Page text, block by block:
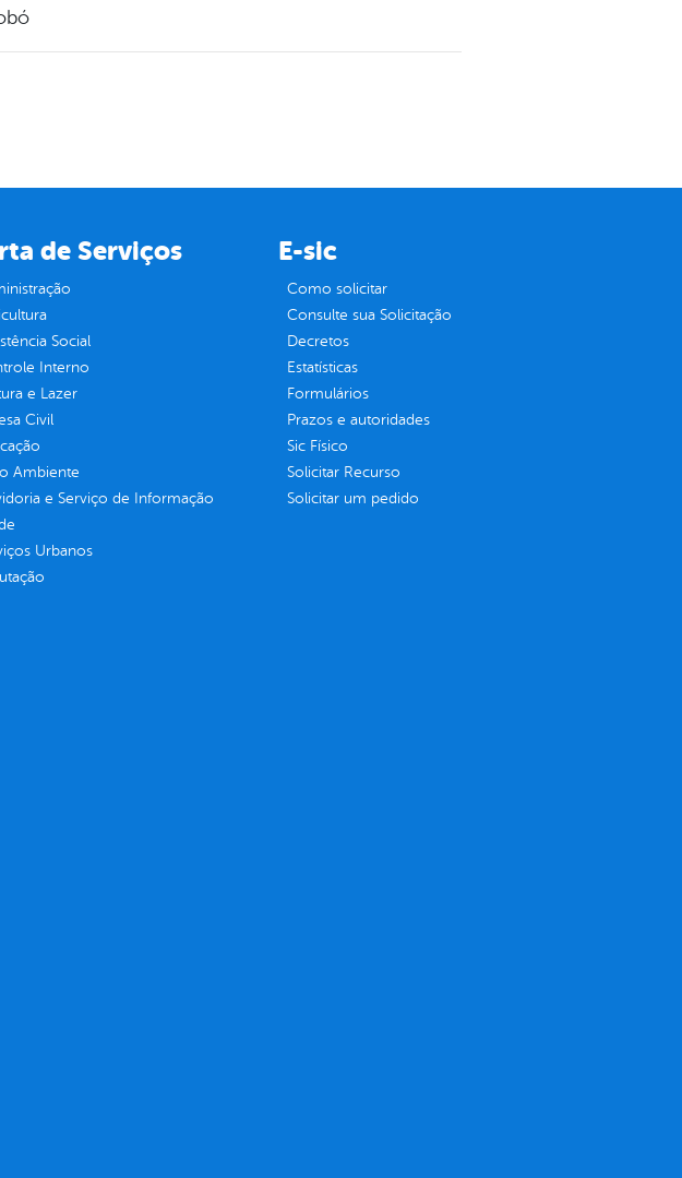
de Serviços
Social
Interno
e Lazer
Civil
Ambiente
e Serviço de Informação
Urbanos
E-sic
Como solicitar
Consulte sua Solicitação
Decretos
Estatísticas
Formulários
Prazos e autoridades
Sic Físico
Solicitar Recurso
Solicitar um pedido